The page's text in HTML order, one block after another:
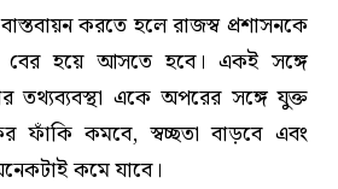
করতে হলে রাজস্ব প্রশাসনকে
বের হয়ে আসতে হবে। একই সঙ্গে
তথ্যব্যবস্থা একে অপরের সঙ্গে যুক্ত
কমবে, স্বচ্ছতা বাড়বে এবং
কমে যাবে।